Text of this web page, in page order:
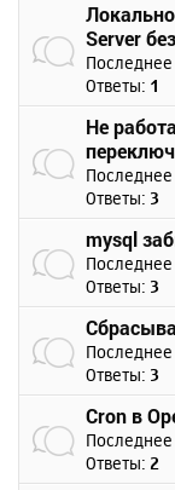
Server
Ответы: 1
Не
Ответы: 3
mysql
Ответы: 3
Ответы: 3
Cron в
Ответы: 2